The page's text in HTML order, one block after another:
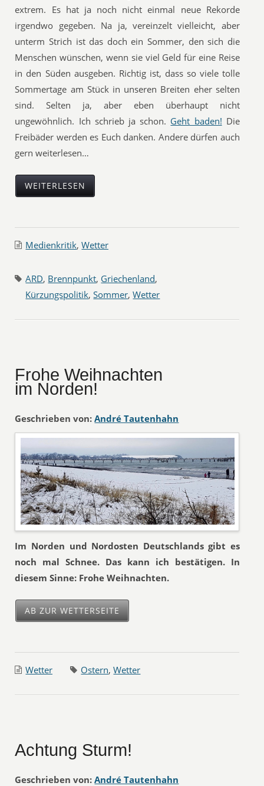
extrem. Es hat ja noch nicht einmal neue Rekorde
irgendwo gegeben. Na ja, vereinzelt vielleicht, aber
unterm Strich ist das doch ein Sommer, den sich die
Menschen wünschen, wenn sie viel Geld für eine Reise
in den Süden ausgeben. Richtig ist, dass so viele tolle
Sommertage am Stück in unseren Breiten eher selten
sind. Selten ja, aber eben überhaupt nicht
ungewöhnlich. Ich schrieb ja schon. Geht baden! Die
Freibäder werden es Euch danken. Andere dürfen auch
gern weiterlesen…
WEITERLESEN
Medienkritik,Wetter
ARD, Brennpunkt, Griechenland,
Kürzungspolitik,Sommer,Wetter
Frohe Weihnachten
im Norden!
Geschrieben von: André Tautenhahn
Im Norden und Nordosten Deutschlands gibt es
noch mal Schnee. Das kann ich bestätigen. In
diesem Sinne: Frohe Weihnachten.
AB ZUR WETTERSEITE
Wetter Ostern,Wetter
Achtung Sturm!
Geschrieben von: André Tautenhahn